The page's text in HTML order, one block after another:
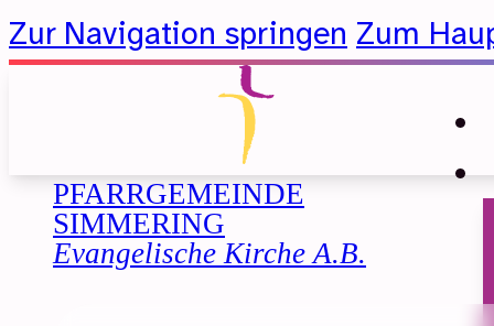
Zur Navigation springen Zum
PFARRGEMEINDE
SIMMERING
Evangelische Kirche A.B.